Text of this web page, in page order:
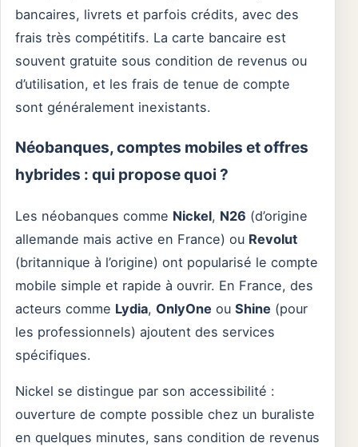
bancaires, livrets et parfois crédits, avec des
frais très compétitifs. La carte bancaire est
souvent gratuite sous condition de revenus ou
d’utilisation, et les frais de tenue de compte
sont généralement inexistants.
Néobanques, comptes mobiles et offres
hybrides : qui propose quoi ?
Les néobanques comme Nickel, N26 (d’origine
allemande mais active en France) ou Revolut
(britannique à l’origine) ont popularisé le compte
mobile simple et rapide à ouvrir. En France, des
acteurs comme Lydia, OnlyOne ou Shine (pour
les professionnels) ajoutent des services
spécifiques.
Nickel se distingue par son accessibilité :
ouverture de compte possible chez un buraliste
en quelques minutes, sans condition de revenus